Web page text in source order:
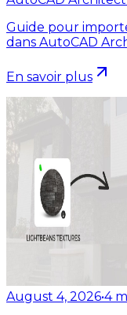
Guide pour
dans AutoCAD
En savoir plus
August 4, 2026•4